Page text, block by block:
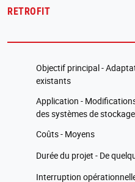
RETROFIT
Objectif principal -
existants
Application -
des systèmes de
Coûts - Moyens
Durée du projet - De
Interruption